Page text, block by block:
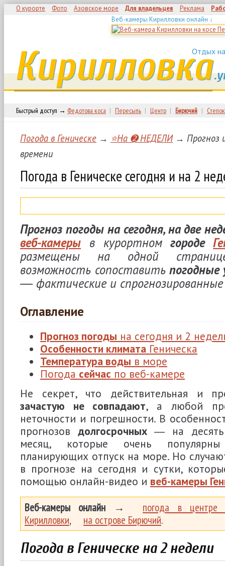
О курорте Фото Азовское море Для владельцев Реклама
Веб-камеры Кирилловки онлайн ↓
Отдых
Кирилловка
Быстрый доступ → Федотова коса | Пересыпь | Центр | Бирючий | Степок
Погода в Геническе → ⭐На ➋ НЕДЕЛИ → Прогноз
времени
Погода в Геническе сегодня и на 2
Прогноз погоды на сегодня, на две
веб-камеры в курортномгороде
размещены на одной
возможность сопоставитьпогодные
― фактические и
Оглавление
Прогноз погоды на сегодня и 2
Особенности климата Геническа
Температура воды в море
Погода сейчас по веб-камере
Не секрет, что действительная и
зачастую не совпадают, а любой
неточности и погрешности. В
прогнозов долгосрочных― на десять
месяц, которые очень
планирующих отпуск на море. Но
в прогнозе на сегодня и сутки,
помощью онлайн-видео и веб-камеры
Веб-камеры онлайн →
погода в центре
Кирилловки, на острове Бирючий.
Погода в Геническе на 2 недели